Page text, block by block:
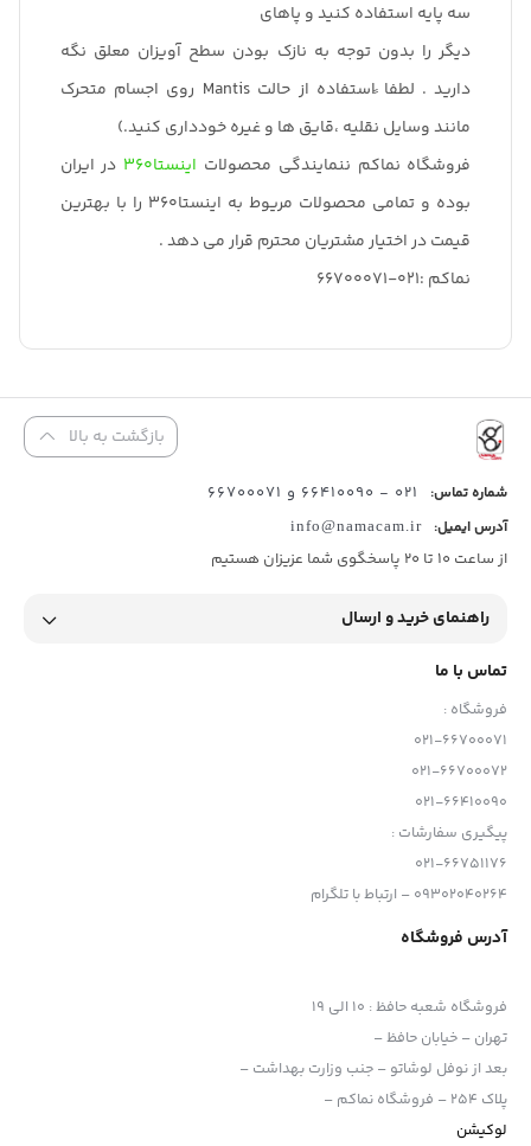
سه پایه استفاده کنید و پاهای
دیگر را بدون توجه به نازک بودن سطح آویزان معلق نگه
دارید . لطفا ًاستفاده از حالت Mantis روی اجسام متحرک
مانند وسایل نقلیه ،قایق ها و غیره خودداری کنید.)
فروشگاه نماکم ننمایندگی محصولات اینستا360
در ایران
بوده و تمامی محصولات مریوط به اینستا360 را با بهترین
قیمت در اختیار مشتریان محترم قرار می دهد .
نماکم :021-66700071
بازگشت به بالا
شماره تماس: 021 - 66410090 و 66700071
آدرس ایمیل: info@namacam.ir
از ساعت 10 تا 20 پاسخگوی شما عزیزان هستیم
راهنمای خرید و ارسال
تماس با ما
فروشگاه :
021-66700071
021-66700072
021-66410090
پیگیری سفارشات :
021-66751176
09302040264 – ارتباط با تلگرام
آدرس فروشگاه
فروشگاه شعبه حافظ: 10 الی 19
تهران – خیابان حافظ –
بعد از نوفل لوشاتو – جنب وزارت بهداشت –
پلاک 254 – فروشگاه نماکم –
لوکیشن